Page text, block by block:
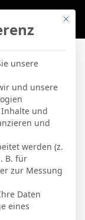
Mit
unsere
und unsere
und
und
werden (z.
B. für
zur Messung
Daten
eines